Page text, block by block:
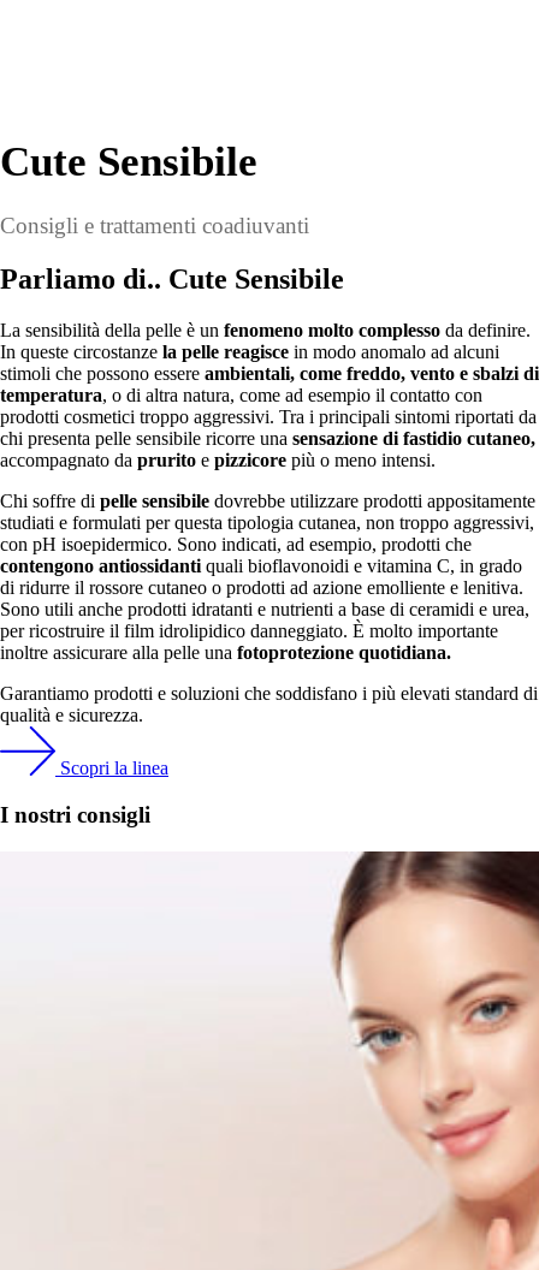
Cute Sensibile
Consigli e trattamenti coadiuvanti
Parliamo di.. Cute Sensibile
La sensibilità della pelle è un fenomeno molto complesso da definire.
In queste circostanze la pelle reagisce in modo anomalo ad alcuni
stimoli che possono essere ambientali, come freddo, vento e sbalzi di
temperatura, o di altra natura, come ad esempio il contatto con
prodotti cosmetici troppo aggressivi. Tra i principali sintomi riportati da
chi presenta pelle sensibile ricorre una sensazione di fastidio cutaneo,
accompagnato da prurito e pizzicore più o meno intensi.
Chi soffre di pelle sensibile dovrebbe utilizzare prodotti appositamente
studiati e formulati per questa tipologia cutanea, non troppo aggressivi,
con pH isoepidermico. Sono indicati, ad esempio, prodotti che
contengono antiossidanti quali bioflavonoidi e vitamina C, in grado
di ridurre il rossore cutaneo o prodotti ad azione emolliente e lenitiva.
Sono utili anche prodotti idratanti e nutrienti a base di ceramidi e urea,
per ricostruire il film idrolipidico danneggiato. È molto importante
inoltre assicurare alla pelle una fotoprotezione quotidiana.
Garantiamo prodotti e soluzioni che soddisfano i più elevati standard di
qualità e sicurezza.
Scopri la linea
I nostri consigli